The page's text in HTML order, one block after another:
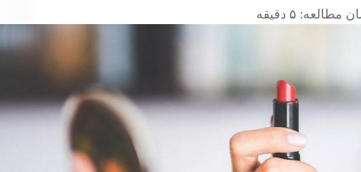
مطالعه: ۵ دقیقه